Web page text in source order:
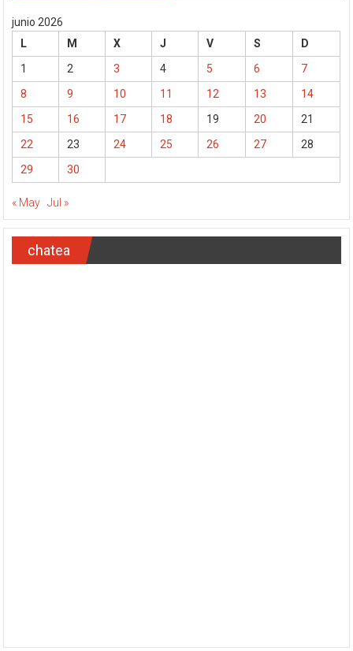
junio 2026
L
M X J V S
D
1
2 3 4 5 6
7
8
9 10 11 12 13
14
15
16 17 18 19 20
21
22
23 24 25 26 27
28
29
30
« May Jul »
chatea